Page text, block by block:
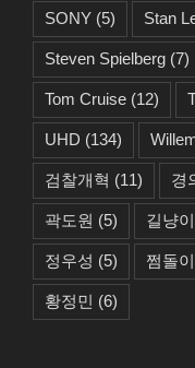
SONY (5) Stan
Steven Spielberg (7)
Tom Cruise (12)
UHD (134)
검찰개혁 (11) 경
곽도원 (5) 길냥이
정우성 (5) 쩜돌이
황정민 (6)